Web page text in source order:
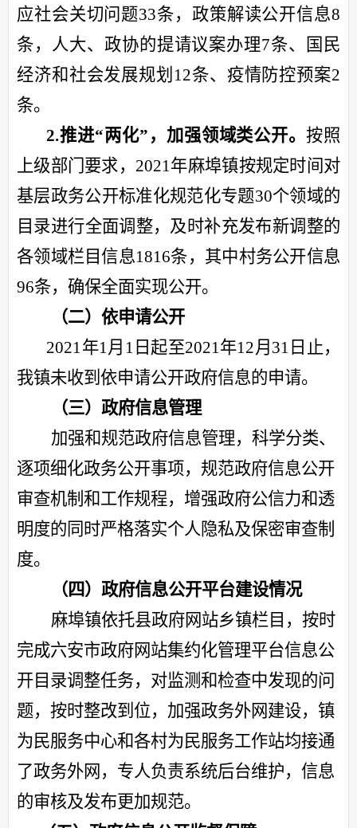
应社会关切问题33条，政策解读公开信息8
条，人大、政协的提请议案办理7条、国民
经济和社会发展规划12条、疫情防控预案2
条。
2.推进“两化”，加强领域类公开。按照
上级部门要求， 2021年麻埠镇按规定时间对
基层政务公开标准化规范化专题30个领域的
目录进行全面调整，及时补充发布新调整的
各领域栏目信息1816条，其中村务公开信息
96条，确保全面实现公开。
（二）依申请公开
2021年1月1日起至2021年12月31日止，
我镇未收到依申请公开政府信息的申请。
（三）政府信息管理
加强和规范政府信息管理，科学分类、
逐项细化政务公开事项，规范政府信息公开
审查机制和工作规程，增强政府公信力和透
明度的同时严格落实个人隐私及保密审查制
度。
（四）政府信息公开平台建设情况
麻埠镇依托县政府网站乡镇栏目，按时
完成六安市政府网站集约化管理平台信息公
开目录调整任务，对监测和检查中发现的问
题，按时整改到位，加强政务外网建设，镇
为民服务中心和各村为民服务工作站均接通
了政务外网，专人负责系统后台维护，信息
的审核及发布更加规范。